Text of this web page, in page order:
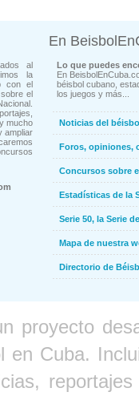
al
la
con el
el
mucho
ampliar
En
Lo que puedes
En
béisbol cubano,
los juegos y más...
Noticias del
Foros, opiniones,
Concursos sobre
Estadísticas de la
Serie 50, la Serie
Mapa de nuestra
Directorio de
proyecto
en Cuba.